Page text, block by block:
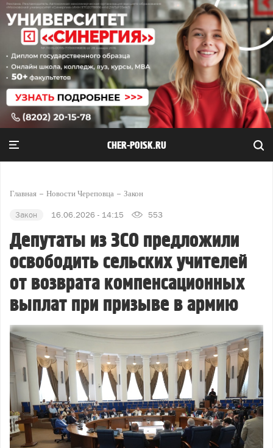
CHER-POISK.RU
Главная Новости Череповца Закон
Закон 16.06.2026 - 14:15 553
Депутаты из ЗСО предложили
освободить сельских учителей
от возврата компенсационных
выплат при призыве в армию